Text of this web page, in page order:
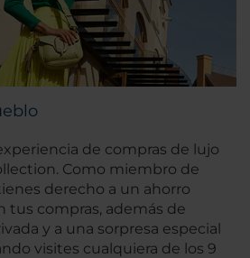
de compras de lujo
Como miembro de
derecho a un ahorro
tus compras, además de
y a una sorpresa especial
visites cualquiera de los 9